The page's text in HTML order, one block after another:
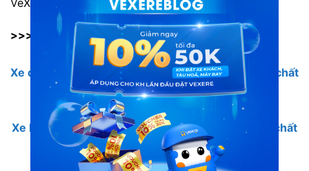
>>> Xem thêm:
Xe đi Đăk Nông từ Sài Gòn: tổng hợp các hãng xe chất
lượng
Xe limousine đi Dak Nông: tổng hợp các hãng xe chất
lượng